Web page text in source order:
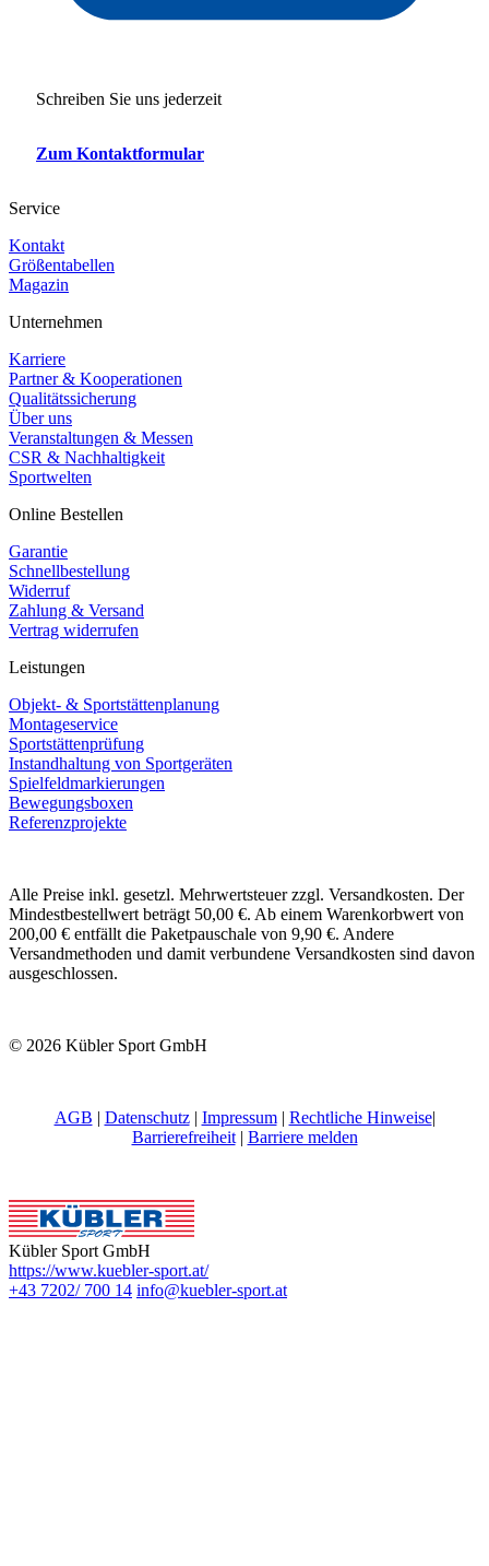
Schreiben Sie uns jederzeit
Zum Kontaktformular
Service
Kontakt
Größentabellen
Magazin
Unternehmen
Karriere
Partner & Kooperationen
Qualitätssicherung
Über uns
Veranstaltungen & Messen
CSR & Nachhaltigkeit
Sportwelten
Online Bestellen
Garantie
Schnellbestellung
Widerruf
Zahlung & Versand
Vertrag widerrufen
Leistungen
Objekt- & Sportstättenplanung
Montageservice
Sportstättenprüfung
Instandhaltung von Sportgeräten
Spielfeldmarkierungen
Bewegungsboxen
Referenzprojekte
Alle Preise inkl. gesetzl. Mehrwertsteuer zzgl. Versandkosten. Der
Mindestbestellwert beträgt 50,00 €. Ab einem Warenkorbwert von
200,00 € entfällt die Paketpauschale von 9,90 €. Andere
Versandmethoden und damit verbundene Versandkosten sind davon
ausgeschlossen.
© 2026 Kübler Sport GmbH
AGB | Datenschutz| Impressum| Rechtliche Hinweise|
Barrierefreiheit| Barriere melden
Kübler Sport GmbH
https://www.kuebler-sport.at/
+43 7202/ 700 14 info@kuebler-sport.at